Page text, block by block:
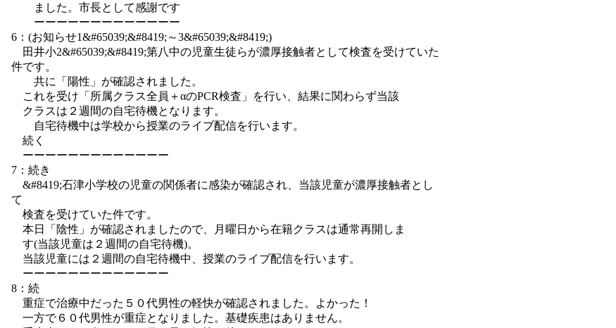
ました。市長として感謝です
ーーーーーーーーーーーーー
6：(お知らせ1&#65039;&#8419;～3&#65039;&#8419;)
田井小2&#65039;&#8419;第八中の児童生徒らが濃厚接触者として検査を受けていた
件です。
共に「陽性」が確認されました。
これを受け「所属クラス全員＋αのPCR検査」を行い、結果に関わらず当該
クラスは２週間の自宅待機となります。
自宅待機中は学校から授業のライブ配信を行います。
続く
ーーーーーーーーーーーーー
7：続き
&#8419;石津小学校の児童の関係者に感染が確認され、当該児童が濃厚接触者とし
て
検査を受けていた件です。
本日「陰性」が確認されましたので、月曜日から在籍クラスは通常再開しま
す(当該児童は２週間の自宅待機)。
当該児童には２週間の自宅待機中、授業のライブ配信を行います。
ーーーーーーーーーーーーー
8：続
重症で治療中だった５０代男性の軽快が確認されました。よかった！
一方で６０代男性が重症となりました。基礎疾患はありません。